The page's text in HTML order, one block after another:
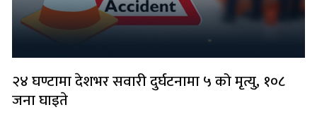
२४ घण्टामा देशभर सवारी दुर्घटनामा ५ को मृत्यु, १०८
जना घाइते